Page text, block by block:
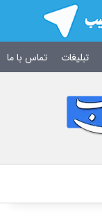
تبلیغات تماس با ما